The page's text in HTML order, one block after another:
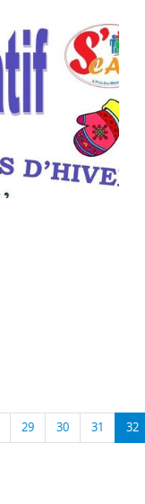
29 30 31 32